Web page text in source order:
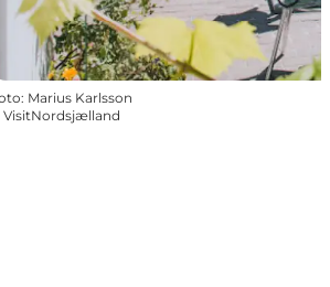
: Marius Karlsson
VisitNordsjælland